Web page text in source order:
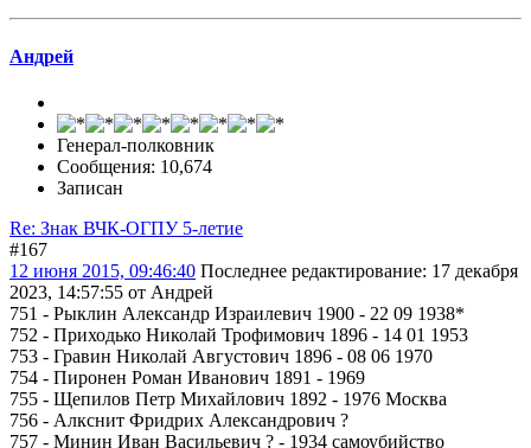
Андрей
Генерал-полковник
Сообщения: 10,674
Записан
Re: Знак ВЧК-ОГПУ 5-летие
#167
12 июня 2015, 09:46:40 Последнее редактирование: 17 декабря
2023, 14:57:55 от Андрей
751 - Рыклин Александр Израилевич 1900 - 22 09 1938*
752 - Приходько Николай Трофимович 1896 - 14 01 1953
753 - Гравин Николай Августович 1896 - 08 06 1970
754 - Пиронен Роман Иванович 1891 - 1969
755 - Щепилов Петр Михайлович 1892 - 1976 Москва
756 - Алкснит Фридрих Александрович ?
757 - Минин Иван Васильевич ? - 1934 самоубийство